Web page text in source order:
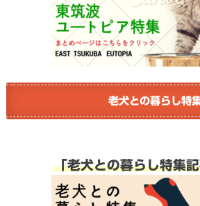
老犬との暮らし特
「老犬との暮らし特集